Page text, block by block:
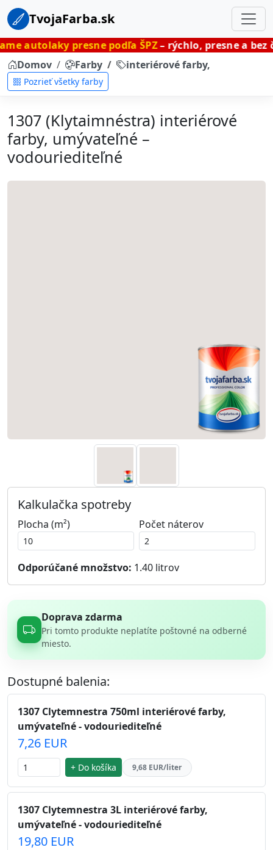
TvojaFarba.sk
presne podľa ŠPZ– rýchlo, presne a bez čakania.
Domov
Farby interiérové farby,
Pozrieť všetky farby
1307 (Klytaimnéstra) interiérové
farby, umývateľné –
vodouriediteľné
Kalkulačka spotreby
Plocha (m²) Počet náterov
Odporúčané množstvo: 1.40 litrov
Doprava zdarma
Pri tomto produkte neplatíte poštovné na odberné
miesto.
Dostupné balenia:
1307 Clytemnestra 750ml interiérové farby,
umývateľné - vodouriediteľné
7,26 EUR
+ Do košíka 9,68 EUR/liter
1307 Clytemnestra 3L interiérové farby,
umývateľné - vodouriediteľné
19,80 EUR